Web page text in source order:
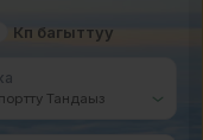
Көп багыттуу